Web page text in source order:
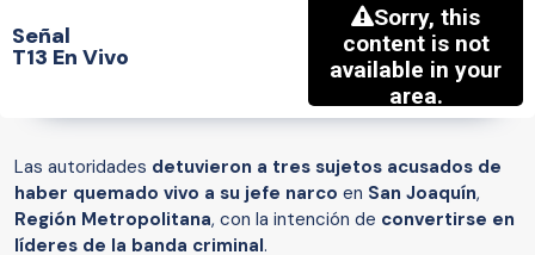
Señal
T13 En Vivo
Las autoridades detuvieron a tres sujetos acusados de
haber quemado vivo a su jefe narco en San Joaquín,
Región Metropolitana, con la intención de convertirse en
líderes de la banda criminal.